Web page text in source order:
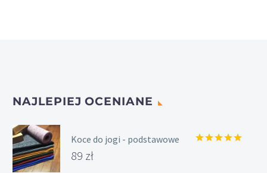
NAJLEPIEJ OCENIANE
Koce do jogi - podstawowe
89 zł